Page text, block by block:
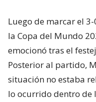
Luego de marcar el
la Copa del Mundo
emocionó tras el
Posterior al partido,
situación no estaba
lo ocurrido dentro de